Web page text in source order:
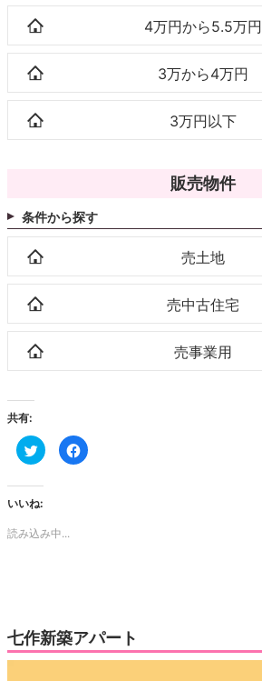
4万円から5.5万円
3万から4万円
3万円以下
販売物件
条件から探す
売土地
売中古住宅
売事業用
共有:
ク
リ
し
て
Twitter
共
ウ
で
開
き
Facebook
で
い
(新
し
い
いいね:
読み込み中...
七作新築アパート